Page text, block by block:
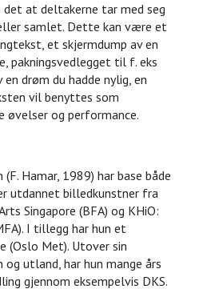
det at deltakerne tar med seg
samlet. Dette kan være et
et skjermdump av en
pakningsvedlegget til f. eks
drøm du hadde nylig, en
vil benyttes som
øvelser og performance.
Hamar, 1989) har base både
utdannet billedkunstner fra
Singapore (BFA) og KHiO:
I tillegg har hun et
(Oslo Met). Utover sin
utland, har hun mange års
gjennom eksempelvis DKS.